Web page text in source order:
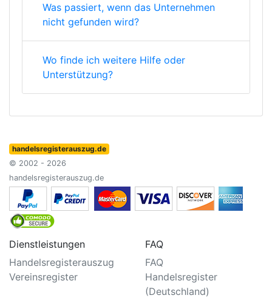
Was passiert, wenn das Unternehmen
nicht gefunden wird?
Wo finde ich weitere Hilfe oder
Unterstützung?
handelsregisterauszug.de
© 2002 - 2026
handelsregisterauszug.de
Dienstleistungen
Handelsregisterauszug
Vereinsregister
FAQ
FAQ
Handelsregister
(Deutschland)